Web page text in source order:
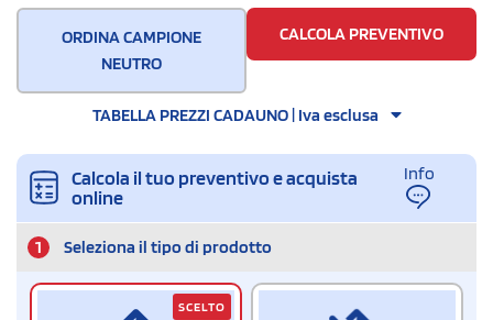
500
ORDINA CAMPIONE
NEUTRO
CALCOLA PREVENTIVO
TABELLA PREZZI CADAUNO | Iva esclusa
Calcola il tuo preventivo e acquista
online
Info
1 Seleziona il tipo di prodotto
SCELTO